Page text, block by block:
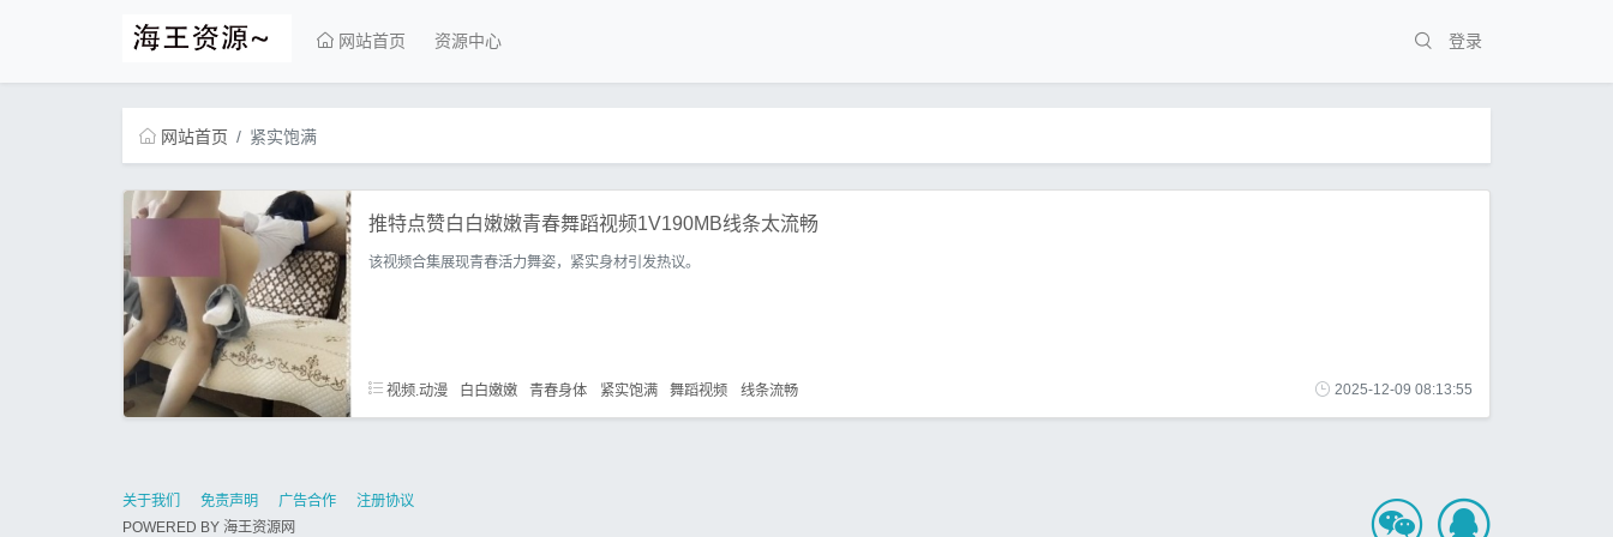
网站首页 资源中心 登录
网站首页 紧实饱满
推特点赞白白嫩嫩青春舞蹈视频1V190MB线条太流畅
该视频合集展现青春活力舞姿，紧实身材引发热议。
视频.动漫 白白嫩嫩 青春身体 紧实饱满 舞蹈视频 线条流畅 2025-12-09 08:13:55
关于我们 免责声明 广告合作
注册协议
POWERED BY 海王资源网